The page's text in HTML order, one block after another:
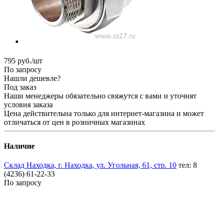
795 руб./шт
По запросу
Нашли дешевле?
Под заказ
Наши менеджеры обязательно свяжутся с вами и уточнят
условия заказа
Цена действительна только для интернет-магазина и может
отличаться от цен в розничных магазинах
Наличие
Склад Находка, г. Находка, ул. Угольная, 61, стр. 10 тел: 8
(4236) 61-22-33
По запросу